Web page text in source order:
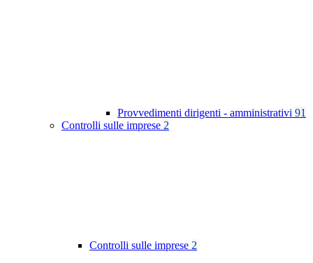
Provvedimenti dirigenti - amministrativi 91
Controlli sulle imprese 2
Controlli sulle imprese 2